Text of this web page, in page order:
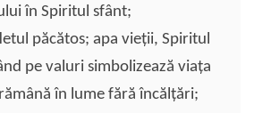
în Spiritul sfânt;
păcătos; apa vieţii, Spiritul
pe valuri simbolizează viaţa
în lume fără încălţări;